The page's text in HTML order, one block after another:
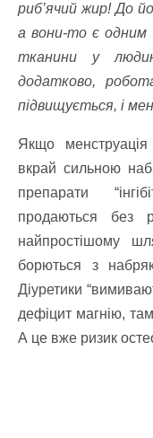
риб’ячий жир! До
а вони-то є одним
тканини у
додатково,
підвищується, і
Якщо
вкрай сильною
препарати
продаються без
найпростішому
борються з
Діуретики
дефіцит магнію,
А це вже ризик